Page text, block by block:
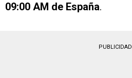
09:00 AM de España.
PUBLICIDAD